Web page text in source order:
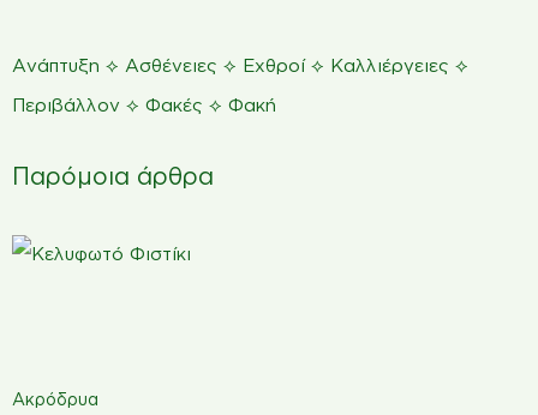
Ανάπτυξη ⟡ Ασθένειες ⟡ Εχθροί⟡ Καλλιέργειες ⟡
Περιβάλλον ⟡ Φακές ⟡ Φακή
Παρόμοια άρθρα
Ακρόδρυα